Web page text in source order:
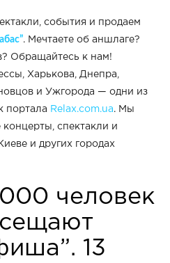
события и продаем
. Мечтаете об аншлаге?
Обращайтесь к нам!
Харькова, Днепра,
и Ужгорода — одни из
портала Relax.com.ua. Мы
спектакли и
и других городах
человек
13